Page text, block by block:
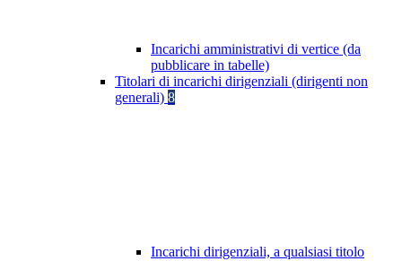
Incarichi amministrativi di vertice (da
pubblicare in tabelle)
Titolari di incarichi dirigenziali (dirigenti non
generali) 8
Incarichi dirigenziali, a qualsiasi titolo